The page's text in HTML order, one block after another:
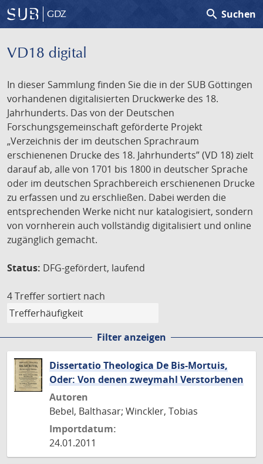
GDZ search Suchen
VD18 digital
In dieser Sammlung finden Sie die in der SUB Göttingen
vorhandenen digitalisierten Druckwerke des 18.
Jahrhunderts. Das von der Deutschen
Forschungsgemeinschaft geförderte Projekt
„Verzeichnis der im deutschen Sprachraum
erschienenen Drucke des 18. Jahrhunderts” (VD 18) zielt
darauf ab, alle von 1701 bis 1800 in deutscher Sprache
oder im deutschen Sprachbereich erschienenen Drucke
zu erfassen und zu erschließen. Dabei werden die
entsprechenden Werke nicht nur katalogisiert, sondern
von vornherein auch vollständig digitalisiert und online
zugänglich gemacht.
Status: DFG-gefördert, laufend
4 Treffer sortiert nach
Filter anzeigen
Dissertatio Theologica De Bis-Mortuis,
Oder: Von denen zweymahl Verstorbenen
Autoren
Bebel, Balthasar; Winckler, Tobias
Importdatum:
24.01.2011